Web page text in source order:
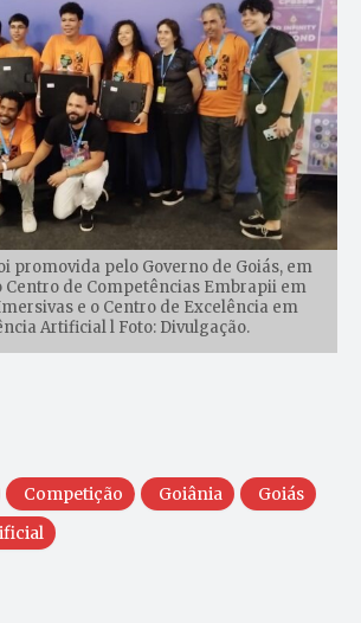
promovida pelo Governo de Goiás, em
Centro de Competências Embrapii em
e o Centro de Excelência em
Artificial l Foto: Divulgação.
Competição Goiânia
Goiás